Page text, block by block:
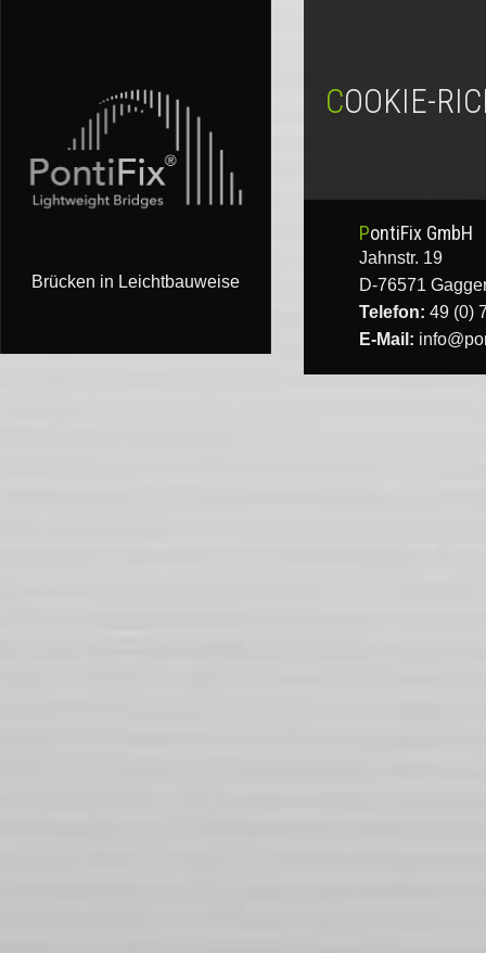
Brücken in Leichtbauweise
COOKIE-
PontiFix GmbH
Jahnstr. 19
D-76571
Telefon: 49 (0)
E-Mail: